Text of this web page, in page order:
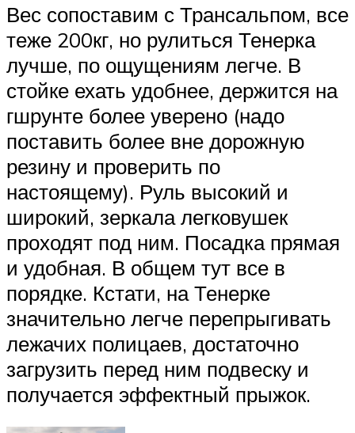
Вес сопоставим с Трансальпом, все
теже 200кг, но рулиться Тенерка
лучше, по ощущениям легче. В
стойке ехать удобнее, держится на
гшрунте более уверено (надо
поставить более вне дорожную
резину и проверить по
настоящему). Руль высокий и
широкий, зеркала легковушек
проходят под ним. Посадка прямая
и удобная. В общем тут все в
порядке. Кстати, на Тенерке
значительно легче перепрыгивать
лежачих полицаев, достаточно
загрузить перед ним подвеску и
получается эффектный прыжок.